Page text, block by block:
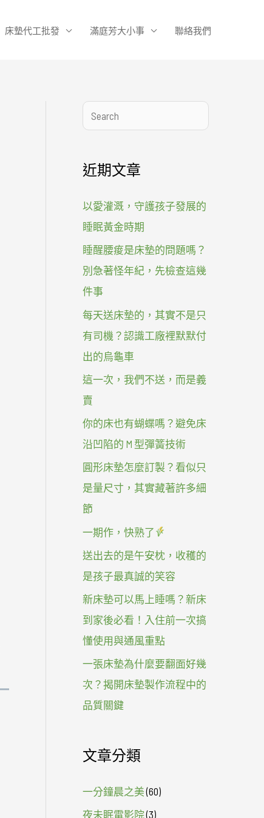
床墊代工批發 滿庭芳大小事 聯絡我們
搜
尋
近期文章
以愛灌溉，守護孩子發展的
睡眠黃金時期
睡醒腰痠是床墊的問題嗎？
別急著怪年紀，先檢查這幾
件事
每天送床墊的，其實不是只
有司機？認識工廠裡默默付
出的烏龜車
這一次，我們不送，而是義
賣
你的床也有蝴蝶嗎？避免床
沿凹陷的 M 型彈簧技術
圓形床墊怎麼訂製？看似只
是量尺寸，其實藏著許多細
節
一期作，快熟了
送出去的是午安枕，收穫的
是孩子最真誠的笑容
新床墊可以馬上睡嗎？新床
到家後必看！入住前一次搞
懂使用與通風重點
一張床墊為什麼要翻面好幾
次？揭開床墊製作流程中的
品質關鍵
文章分類
一分鐘晨之美(60)
夜未眠電影院(3)